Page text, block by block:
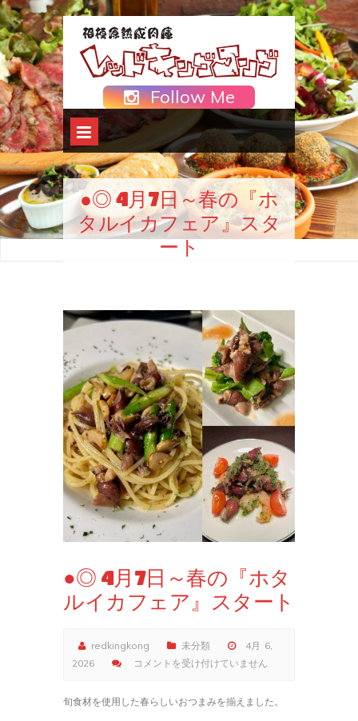
Follow Me
●◎ 4月7日～春の『ホ
タルイカフェア』スタ
ート
●◎ 4月7日～春の『ホタ
ルイカフェア』スタート
redkingkong 未分類
4月 6,
2026
●◎
月
コメントを受け付けていません
旬食材を使用した春らしいおつまみを揃えました。